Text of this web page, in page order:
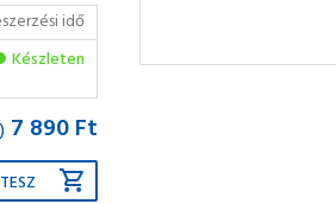
idő
Készleten
7 890 Ft